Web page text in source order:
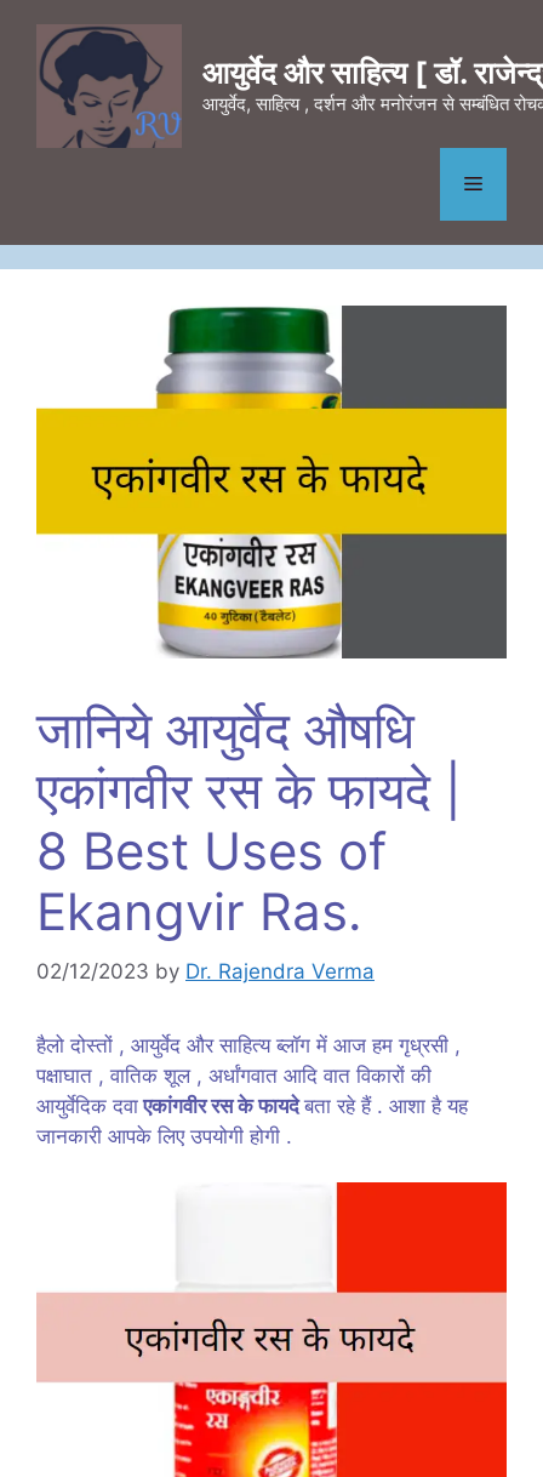
content
आयुर्वेद और साहित्य [ डॉ.
आयुर्वेद, साहित्य , दर्शन और मनोरंजन से सम्बंधित
Menu
जानिये आयुर्वेद औषधि
एकांगवीर रस के फायदे |
8 Best Uses of
Ekangvir Ras.
02/12/2023 by Dr. Rajendra Verma
हैलो दोस्तों , आयुर्वेद और साहित्य ब्लॉग में आज हम गृध्रसी ,
पक्षाघात , वातिक शूल , अर्धांगवात आदि वात विकारों की
आयुर्वेदिक दवाएकांगवीर रस के फायदेबता रहे हैं . आशा है यह
जानकारी आपके लिए उपयोगी होगी .